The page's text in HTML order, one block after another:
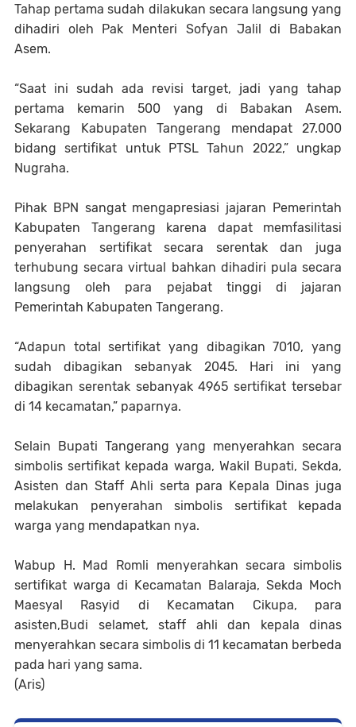
Tahap pertama sudah dilakukan secara langsung yang
dihadiri oleh Pak Menteri Sofyan Jalil di Babakan
Asem.
“Saat ini sudah ada revisi target, jadi yang tahap
pertama kemarin 500 yang di Babakan Asem.
Sekarang Kabupaten Tangerang mendapat 27.000
bidang sertifikat untuk PTSL Tahun 2022,” ungkap
Nugraha.
Pihak BPN sangat mengapresiasi jajaran Pemerintah
Kabupaten Tangerang karena dapat memfasilitasi
penyerahan sertifikat secara serentak dan juga
terhubung secara virtual bahkan dihadiri pula secara
langsung oleh para pejabat tinggi di jajaran
Pemerintah Kabupaten Tangerang.
“Adapun total sertifikat yang dibagikan 7010, yang
sudah dibagikan sebanyak 2045. Hari ini yang
dibagikan serentak sebanyak 4965 sertifikat tersebar
di 14 kecamatan,” paparnya.
Selain Bupati Tangerang yang menyerahkan secara
simbolis sertifikat kepada warga, Wakil Bupati, Sekda,
Asisten dan Staff Ahli serta para Kepala Dinas juga
melakukan penyerahan simbolis sertifikat kepada
warga yang mendapatkan nya.
Wabup H. Mad Romli menyerahkan secara simbolis
sertifikat warga di Kecamatan Balaraja, Sekda Moch
Maesyal Rasyid di Kecamatan Cikupa, para
asisten,Budi selamet, staff ahli dan kepala dinas
menyerahkan secara simbolis di 11 kecamatan berbeda
pada hari yang sama.
(Aris)